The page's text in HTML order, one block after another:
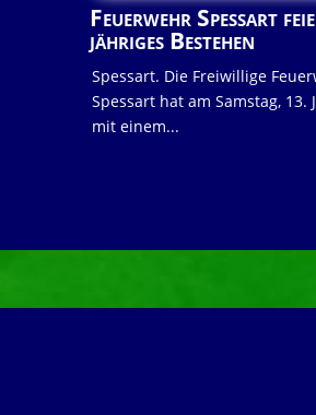
Feuerwehr Spessart
jähriges Bestehen
Spessart. Die Freiwillige
Spessart hat am Samstag, 13.
mit einem...